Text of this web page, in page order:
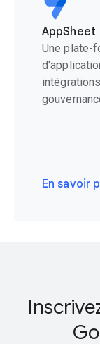
AppSheet
Une plate-
En savoir